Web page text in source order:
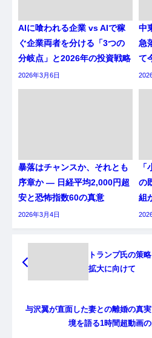
AIに喰われる企業 vs AIで稼
ぐ企業両者を分ける「3つの
分岐点」と2026年の投資戦略
2026年3月6日
中
急
て
暴落はチャンスか、それとも
序章か ― 日経平均2,000円超
安と恐怖指数60の真意
2026年3月4日
の
組
トランプ氏の策
拡大に向けて
与沢翼が直面した妻との離婚の真
境を語る1時間超動画